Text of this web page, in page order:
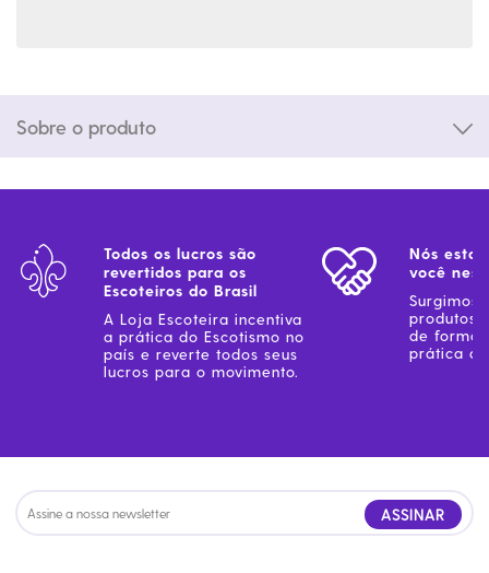
Sobre o produto
Todos os lucros são
revertidos para os
Escoteiros do Brasil
A Loja Escoteira incentiva
a prática do Escotismo no
país e reverte todos seus
lucros para o movimento.
Nós
você
Surgimos
produtos
de forma
prática
ASSINAR